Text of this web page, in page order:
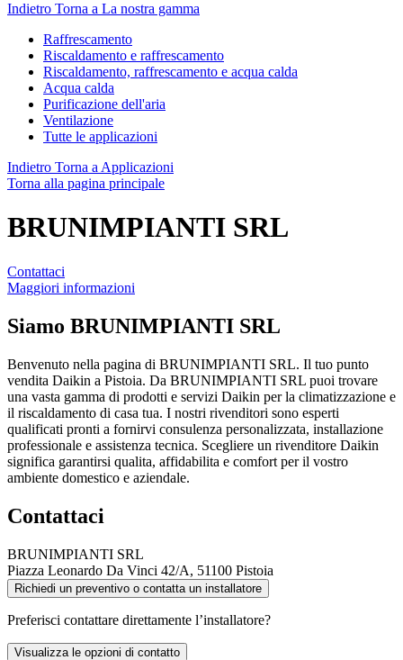
Indietro Torna a La nostra gamma
Raffrescamento
Riscaldamento e raffrescamento
Riscaldamento, raffrescamento e acqua calda
Acqua calda
Purificazione dell'aria
Ventilazione
Tutte le applicazioni
Indietro Torna a Applicazioni
Torna alla pagina principale
BRUNIMPIANTI SRL
Contattaci
Maggiori informazioni
Siamo BRUNIMPIANTI SRL
Benvenuto nella pagina di BRUNIMPIANTI SRL. Il tuo punto
vendita Daikin a Pistoia. Da BRUNIMPIANTI SRL puoi trovare
una vasta gamma di prodotti e servizi Daikin per la climatizzazione e
il riscaldamento di casa tua. I nostri rivenditori sono esperti
qualificati pronti a fornirvi consulenza personalizzata, installazione
professionale e assistenza tecnica. Scegliere un rivenditore Daikin
significa garantirsi qualita, affidabilita e comfort per il vostro
ambiente domestico e aziendale.
Contattaci
BRUNIMPIANTI SRL
Piazza Leonardo Da Vinci 42/A, 51100 Pistoia
Richiedi un preventivo o contatta un installatore
Preferisci contattare direttamente l’installatore?
Visualizza le opzioni di contatto